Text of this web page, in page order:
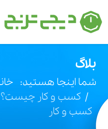
بلاگ
شما اینجا هستید:
کسب و کار چیست؟
کسب و کار